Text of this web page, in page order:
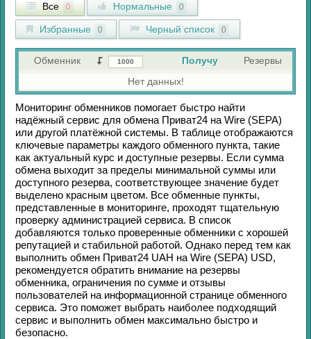
Все 0 Нормальные 0
Избранные 0 Черный список 0
Обменник Получу
Резервы
Нет данных!
Мониторинг обменников помогает быстро найти
надёжный сервис для обмена Приват24 на Wire (SEPA)
или другой платёжной системы. В таблице отображаются
ключевые параметры каждого обменного пункта, такие
как актуальный курс и доступные резервы. Если сумма
обмена выходит за пределы минимальной суммы или
доступного резерва, соответствующее значение будет
выделено красным цветом. Все обменные пункты,
представленные в мониторинге, проходят тщательную
проверку администрацией сервиса. В список
добавляются только проверенные обменники с хорошей
репутацией и стабильной работой. Однако перед тем как
выполнить обмен Приват24 UAH на Wire (SEPA) USD,
рекомендуется обратить внимание на резервы
обменника, ограничения по сумме и отзывы
пользователей на информационной странице обменного
сервиса. Это поможет выбрать наиболее подходящий
сервис и выполнить обмен максимально быстро и
безопасно.